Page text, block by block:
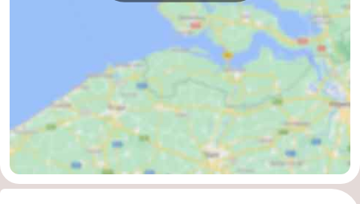
Vlaanderen
Nieuwvliet
-
Sluis
-